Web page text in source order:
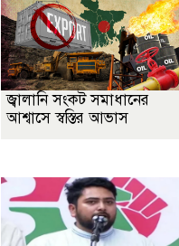
জ্বালানি সংকট সমাধানের
আশ্বাসে স্বস্তির আভাস